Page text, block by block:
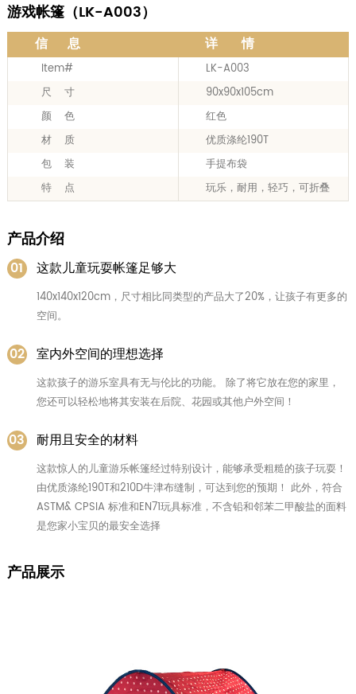
游戏帐篷（LK-A003）
信 息 详 情
Item#
LK-A003
尺 寸
90x90x105cm
颜 色
红色
材 质
优质涤纶190T
包 装
手提布袋
特 点
玩乐，耐用，轻巧，可折叠
产品介绍
01 这款儿童玩耍帐篷足够大
140x140x120cm，尺寸相比同类型的产品大了20%，让孩子有更多的
空间。
02 室内外空间的理想选择
这款孩子的游乐室具有无与伦比的功能。 除了将它放在您的家里，
您还可以轻松地将其安装在后院、花园或其他户外空间！
03 耐用且安全的材料
这款惊人的儿童游乐帐篷经过特别设计，能够承受粗糙的孩子玩耍！
由优质涤纶190T和210D牛津布缝制，可达到您的预期！ 此外，符合
ASTM& CPSIA 标准和EN71玩具标准，不含铅和邻苯二甲酸盐的面料
是您家小宝贝的最安全选择
产品展示